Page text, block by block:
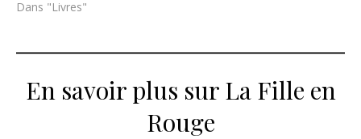
Dans "Livres"
En savoir plus sur La Fille en
Rouge